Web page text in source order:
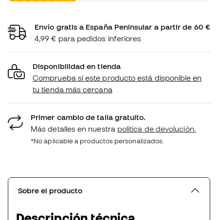
Envío gratis a España Peninsular a partir de 60 €
4,99 € para pedidos inferiores
Disponibilidad en tienda
Comprueba si este producto está disponible en
tu tienda más cercana
Primer cambio de talla gratuito.
Más detalles en nuestra política de devolución.
*No aplicable a productos personalizados.
Sobre el producto